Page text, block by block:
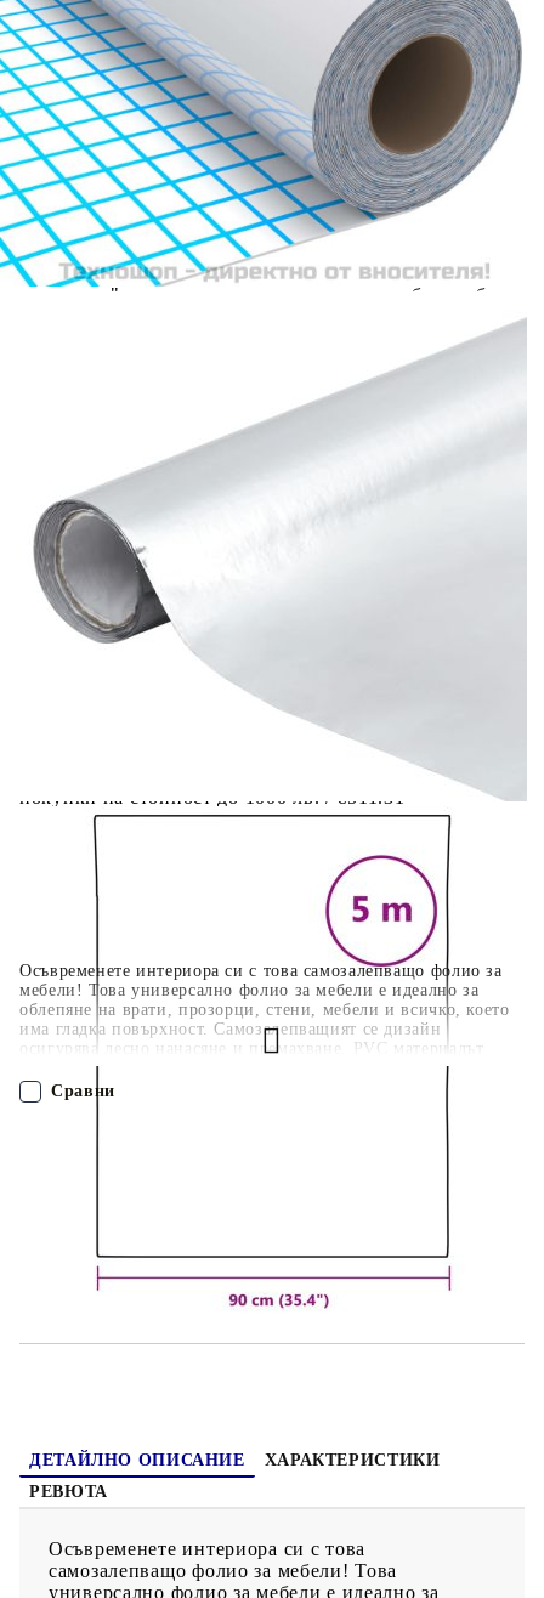
Осъвременете интериора си с това самозалепващо фолио за
мебели! Това универсално фолио за мебели е идеално за
облепяне на врати, прозорци, стени, мебели и всичко, което
има гладка повърхност. Самозалепващият се дизайн
осигурява лесно нанасяне и премахване. PVC материалът
може да издържа на влага, което го прави лесен за
почистване с влажна кърпа и следователно осигурява
дълготрайна употреба. Можете да го изрежете в различни
размери според вашите нужди. Придайте нов вид на
Acest tabel are caracter informativ. Adăugați produsul în
coșul de cumpărături unde veți putea selecta detaliile
cererii de creditare.
Предоставената таблица е с информационна цел.
Добавете продукта в количката си с бутона "Добави в
количката" и при поръчка ще можете да изберете броя
вноски на кредита.
Предоставената таблица е с информационна цел.
Добавете продукта в количката си с бутона "Добави в
количката" и при поръчка ще можете да изберете броя
Предоставената таблица е с информационна цел.
Добавете продукта в количката си с бутона "Добави в
количката" и при поръчка ще можете да изберете броя
Предоставената таблица е с информационна цел.
Добавете продукта в количката си с бутона "Добави в
количката" и при поръчка ще можете да изберете броя
вноски на кредита.
Когато плащате с NewPay, всъщност NewPay плаща
поръчката Ви вместо Вас. Вие я получавате и
разполагате с три начина да я платите към тях:
Отложено до 30 дни от момента на изпращане на
поръчката без оскъпяване. За покупки на стойност до
Плащане на 4 вноски. Заплащате 20% от стойността на
поръчката си на момента с карта. Останалата сума се
разделя на 3 равни месечни вноски без оскъпяване. За
покупки на стойност до 1000 лв. / €511.31
Плащане на 6 вноски. Стойността на поръчката се
разпределя в 6 равни месечни вноски с оскъпяване. За
покупки на стойност до 2000 лв. / €1022.61
0.700
Сравни
ДЕТАЙЛНО ОПИСАНИЕ
ХАРАКТЕРИСТИКИ
РЕВЮТА
Осъвременете интериора си с това
самозалепващо фолио за мебели! Това
универсално фолио за мебели е идеално за